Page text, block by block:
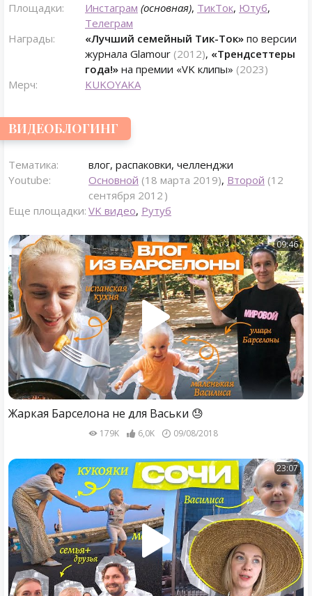
Площадки:
Инстаграм (основная), ТикТок, Ютуб,
Телеграм
Награды:
«Лучший семейный Тик-Ток» по версии
журнала Glamour (2012), «Трендсеттеры
года!» на премии «VK клипы» (2023)
Мерч:
KUKOYAKA
ВИДЕОБЛОГИНГ
Тематика:
влог, распаковки, челленджи
Youtube:
Основной (18 марта 2019), Второй (12
сентября 2012 )
Еще площадки: VK видео, Рутуб
09:46
Жаркая Барселона не для Васьки 😓
179K 6,0K 09/08/2018
23:07